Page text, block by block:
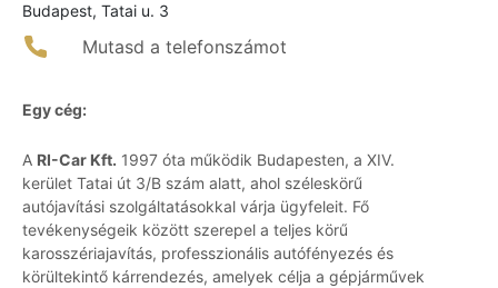
Budapest, Tatai u. 3
Mutasd a telefonszámot
Egy cég:
A RI-Car Kft. 1997 óta működik Budapesten, a XIV.
kerület Tatai út 3/B szám alatt, ahol széleskörű
autójavítási szolgáltatásokkal várja ügyfeleit. Fő
tevékenységeik között szerepel a teljes körű
karosszériajavítás, professzionális autófényezés és
körültekintő kárrendezés, amelyek célja a gépjárművek